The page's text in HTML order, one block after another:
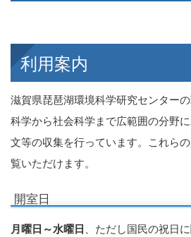
利用案内
滋賀県琵琶湖環境科学研究センター
科学から社会科学まで広範囲の分野
文等の収集を行っています。これら
覧いただけます。
開室日
月曜日～水曜日 、ただし国民の祝日